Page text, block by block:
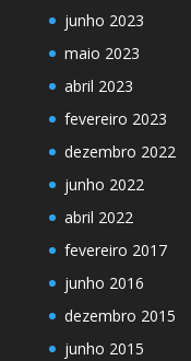
junho 2023
maio 2023
abril 2023
fevereiro 2023
dezembro 2022
junho 2022
abril 2022
fevereiro 2017
junho 2016
dezembro 2015
junho 2015